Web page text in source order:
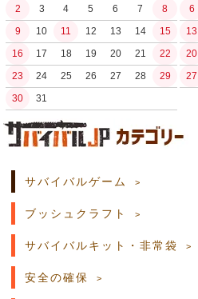
2
3 4 5 6 7
8
9
10 11 12 13 14
15
16
17 18 19 20 21
22
23
24 25 26 27 28
29
30
31
6
13
20
27
土日祝日の商品発送はございません。
サバイバルゲーム
ブッシュクラフト
サバイバルキット・非常袋
安全の確保